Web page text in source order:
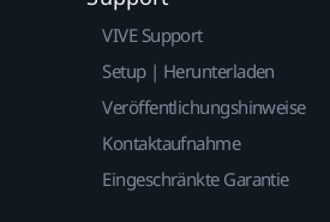
VIVE Support
Setup | Herunterladen
Veröffentlichungshinweise
Kontaktaufnahme
Eingeschränkte Garantie